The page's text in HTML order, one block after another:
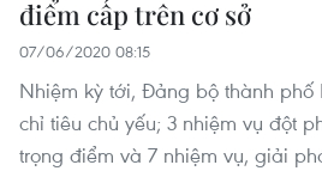
điểm cấp trên cơ sở
07/06/2020 08:15
Nhiệm kỳ tới, Đảng bộ thành phố
chỉ tiêu chủ yếu; 3 nhiệm vụ đột
trọng điểm và 7 nhiệm vụ, giải